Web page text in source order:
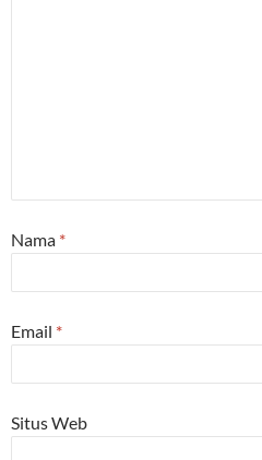
Nama *
Email *
Situs Web